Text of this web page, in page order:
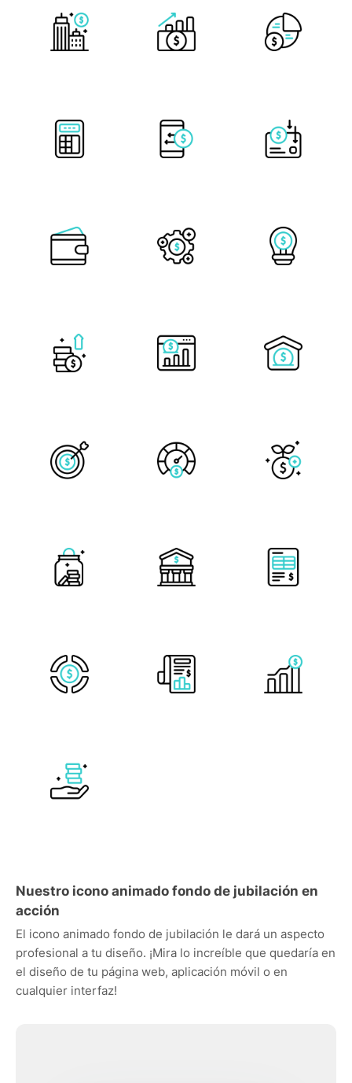
Nuestro icono animado fondo de jubilación en
acción
El icono animado fondo de jubilación le dará un aspecto
profesional a tu diseño. ¡Mira lo increíble que quedaría en
el diseño de tu página web, aplicación móvil o en
cualquier interfaz!